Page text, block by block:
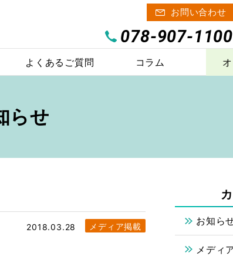
お問い合わせ
078-907-1100
よくあるご質問 コラム
らせ
2018.03.28 メディア掲載 お知ら
メディ